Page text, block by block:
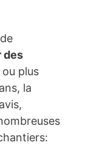
des
plus
la